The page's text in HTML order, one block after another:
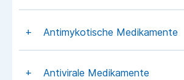
Antimykotische Medikamente
Antivirale Medikamente